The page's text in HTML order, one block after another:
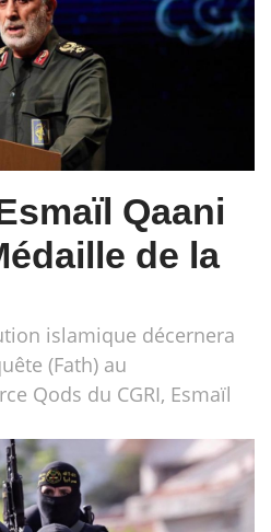
Qaani
de la
islamique décernera
(Fath) au
Qods du CGRI, Esmaïl